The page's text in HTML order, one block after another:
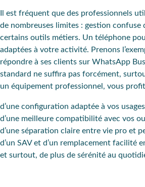
Il est fréquent que des professionnels
de nombreuses limites : gestion confuse
certains outils métiers. Un téléphone
adaptées à votre activité. Prenons
répondre à ses clients sur WhatsApp
standard ne suffira pas forcément,
un équipement professionnel, vous
d’une configuration adaptée à vos
d’une meilleure compatibilité avec vos
d’une séparation claire entre vie pro et
d’un SAV et d’un remplacement facilité
et surtout, de plus de sérénité au